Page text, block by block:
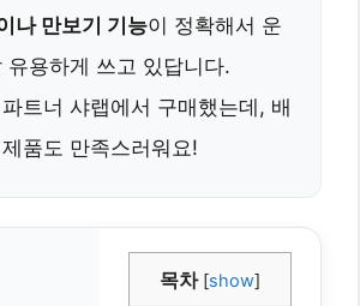
나 만보기 기능이 정확해서 운
유용하게 쓰고 있답니다.
트너 샤랩에서 구매했는데, 배
품도 만족스러워요!
목차 [show]